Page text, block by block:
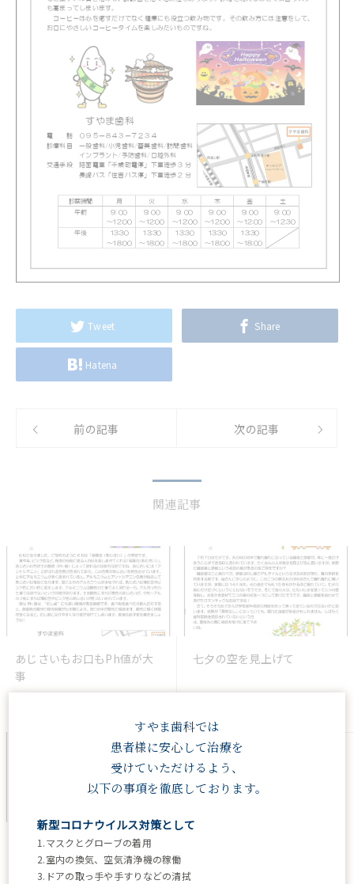
Tweet Share
Hatena
前の記事 次の記事
関連記事
あじさいもお口もPh値が大
事
七夕の空を見上げて
ひな人形の歯が黒い？
すやま歯科では
患者様に安心して治療を
受けていただけるよう、
以下の事項を徹底しております。
新型コロナウイルス対策として
1.マスクとグローブの着用
2.室内の換気、空気清浄機の稼働
3.ドアの取っ手や手すりなどの清拭